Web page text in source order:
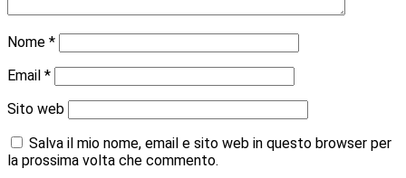
Nome *
Email *
Sito web
Salva il mio nome, email e sito web in questo browser per
la prossima volta che commento.